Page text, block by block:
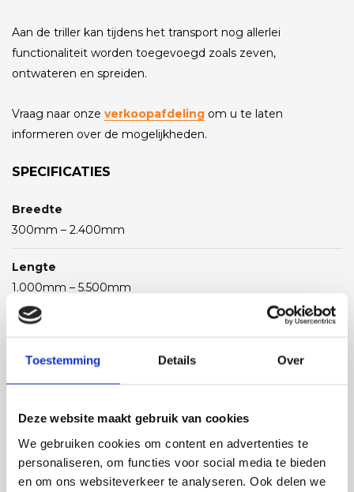
Toestemming Details Over
Deze website maakt gebruik van cookies
We gebruiken cookies om content en advertenties te
personaliseren, om functies voor social media te bieden
en om ons websiteverkeer te analyseren. Ook delen we
Aan de triller kan tijdens het transport nog allerlei
functionaliteit worden toegevoegd zoals zeven,
ontwateren en spreiden.
Vraag naar onze verkoopafdeling om u te laten
informeren over de mogelijkheden.
SPECIFICATIES
Breedte
300mm – 2.400mm
Lengte
1.000mm – 5.500mm
Aandrijving
magneetaandrijving
afhankelijk van product en breedte
Afwerking
glad/gestraald/rigidized